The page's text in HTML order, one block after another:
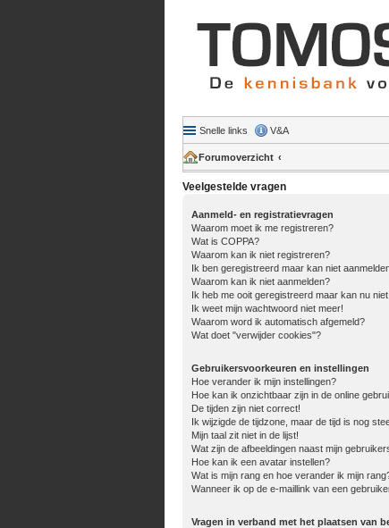
Snelle links V&A
Forumoverzicht
Veelgestelde vragen
Aanmeld- en registratievragen
Waarom moet ik me registreren?
Wat is COPPA?
Waarom kan ik niet registreren?
Ik ben geregistreerd maar kan niet
Waarom kan ik niet aanmelden?
Ik heb me ooit geregistreerd maar kan nu
Ik weet mijn wachtwoord niet meer!
Waarom word ik automatisch afgemeld?
Wat doet "verwijder cookies"?
Gebruikersvoorkeuren en instellingen
Hoe verander ik mijn instellingen?
Hoe kan ik onzichtbaar zijn in de online
De tijden zijn niet correct!
Ik wijzigde de tijdzone, maar de tijd is nog
Mijn taal zit niet in de lijst!
Wat zijn de afbeeldingen naast mijn
Hoe kan ik een avatar instellen?
Wat is mijn rang en hoe verander ik mijn
Wanneer ik op de e-maillink van een
Vragen in verband met het plaatsen van